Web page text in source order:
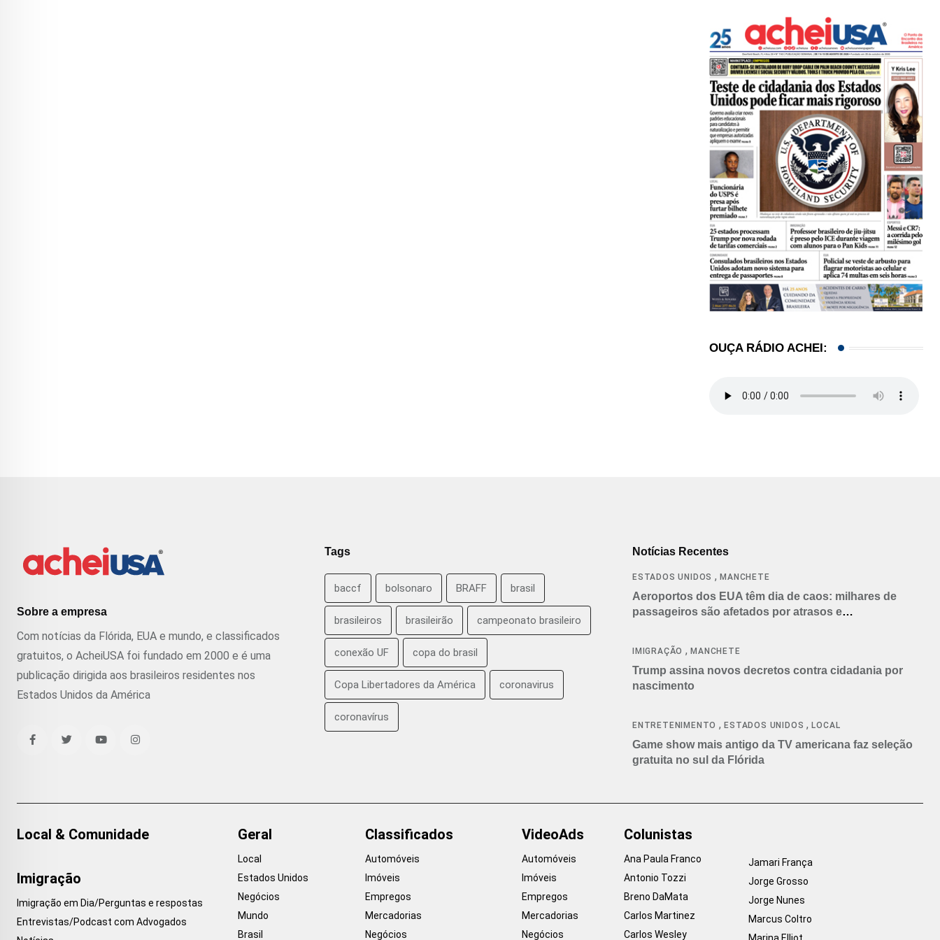
OUÇA RÁDIO ACHEI:
Sobre a empresa
Com notícias da Flórida, EUA e mundo, e classificados
gratuitos, o AcheiUSA foi fundado em 2000 e é uma
publicação dirigida aos brasileiros residentes nos
Estados Unidos da América
Tags
baccf bolsonaro BRAFF brasil
brasileiros brasileirão campeonato brasileiro
conexão UF copa do brasil
Copa Libertadores da América coronavirus
coronavírus
Notícias Recentes
ESTADOS UNIDOS ,MANCHETE
Aeroportos dos EUA têm dia de caos: milhares de
passageiros são afetados por atrasos e
IMIGRAÇÃO ,MANCHETE
Trump assina novos decretos contra cidadania por
nascimento
ENTRETENIMENTO ,ESTADOS UNIDOS ,LOCAL
Game show mais antigo da TV americana faz seleção
gratuita no sul da Flórida
Local & Comunidade
Imigração
Imigração em Dia/Perguntas e respostas
Entrevistas/Podcast com Advogados
Geral
Local
Estados Unidos
Negócios
Mundo
Brasil
Classificados
Automóveis
Imóveis
Empregos
Mercadorias
Negócios
VideoAds
Automóveis
Imóveis
Empregos
Mercadorias
Negócios
Colunistas
Ana Paula Franco
Antonio Tozzi
Breno DaMata
Carlos Martinez
Carlos Wesley
Jamari França
Jorge Grosso
Jorge Nunes
Marcus Coltro